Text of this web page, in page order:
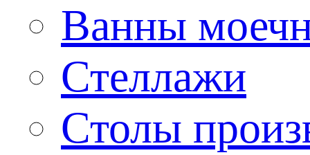
Ванны
Стеллажи
Столы